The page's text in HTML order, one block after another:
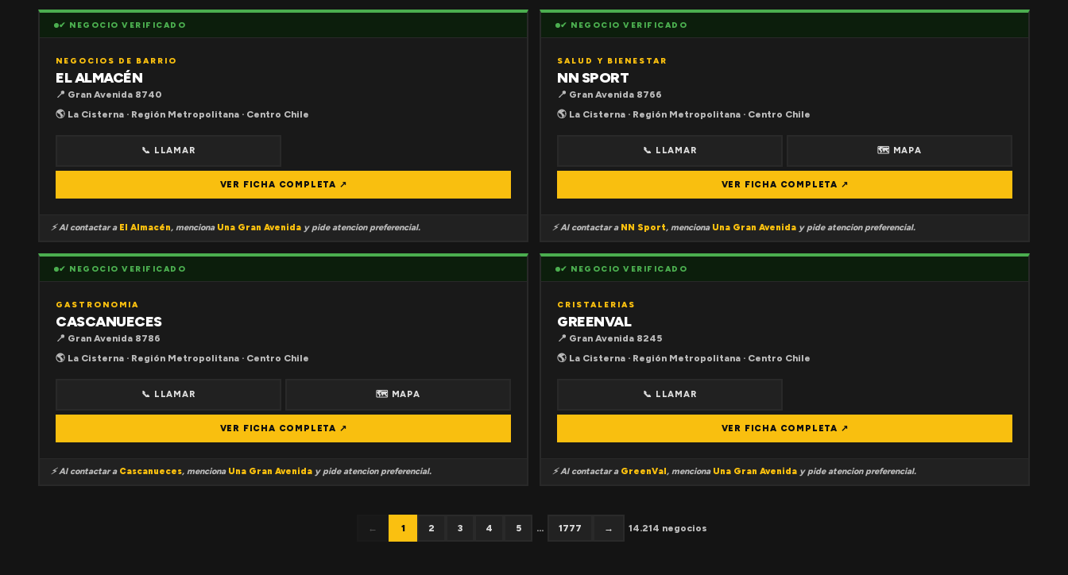
✔ NEGOCIO VERIFICADO
NEGOCIOS DE BARRIO
EL ALMACÉN
📍 Gran Avenida 8740
🌎 La Cisterna · Región Metropolitana · Centro Chile
📞 LLAMAR
VER FICHA COMPLETA ↗
⚡ Al contactar a El Almacén, menciona Una Gran Avenida y pide atencion preferencial.
✔ NEGOCIO VERIFICADO
SALUD Y BIENESTAR
NN SPORT
📍 Gran Avenida 8766
🌎 La Cisterna · Región Metropolitana · Centro Chile
📞 LLAMAR 🗺 MAPA
VER FICHA COMPLETA ↗
⚡ Al contactar a NN Sport, menciona Una Gran Avenida y pide atencion preferencial.
✔ NEGOCIO VERIFICADO
GASTRONOMIA
CASCANUECES
📍 Gran Avenida 8786
🌎 La Cisterna · Región Metropolitana · Centro Chile
📞 LLAMAR 🗺 MAPA
VER FICHA COMPLETA ↗
⚡ Al contactar a Cascanueces, menciona Una Gran Avenida y pide atencion preferencial.
✔ NEGOCIO VERIFICADO
CRISTALERIAS
GREENVAL
📍 Gran Avenida 8245
🌎 La Cisterna · Región Metropolitana · Centro Chile
📞 LLAMAR
VER FICHA COMPLETA ↗
⚡ Al contactar a GreenVal, menciona Una Gran Avenida y pide atencion preferencial.
← 1 2 3 4 5 ... 1777 → 14.214 negocios